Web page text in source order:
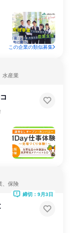
この企業の類似募集
水産業
、保険
締切：9月3日